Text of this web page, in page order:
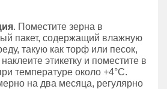
. Поместите зерна в
пакет, содержащий влажную
такую как торф или песок,
этикетку и поместите в
температуре около +4°C.
на два месяца, регулярно